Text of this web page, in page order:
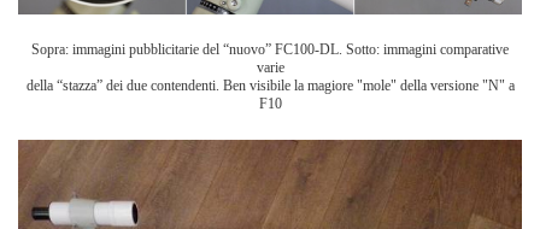
Sopra: immagini pubblicitarie del “nuovo” FC100-DL. Sotto: immagini comparative
varie
della “stazza” dei due contendenti. Ben visibile la magiore "mole" della versione "N" a
F10